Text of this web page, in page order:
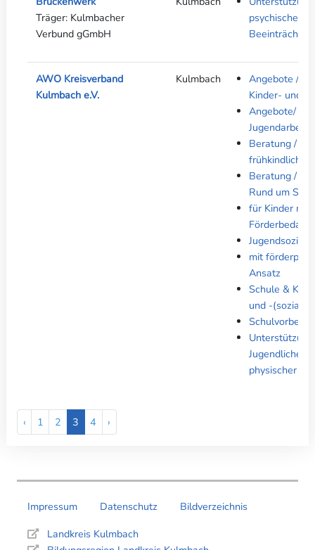
Träger: Kulmbacher
Verbund gGmbH
psychischer /
AWO Kreisverband
Kulmbach e.V.
Kulmbach
Angebote /
Kinder- und
Angebote/
Jugendarbeit/
Beratung /
Beratung /
Rund um
für Kinder mit
Förderbedarf
mit
Ansatz
Schule &
und -
Jugendlicher
physischer
‹ 1 2 3 4 ›
Impressum Datenschutz
Bildverzeichnis
Landkreis Kulmbach